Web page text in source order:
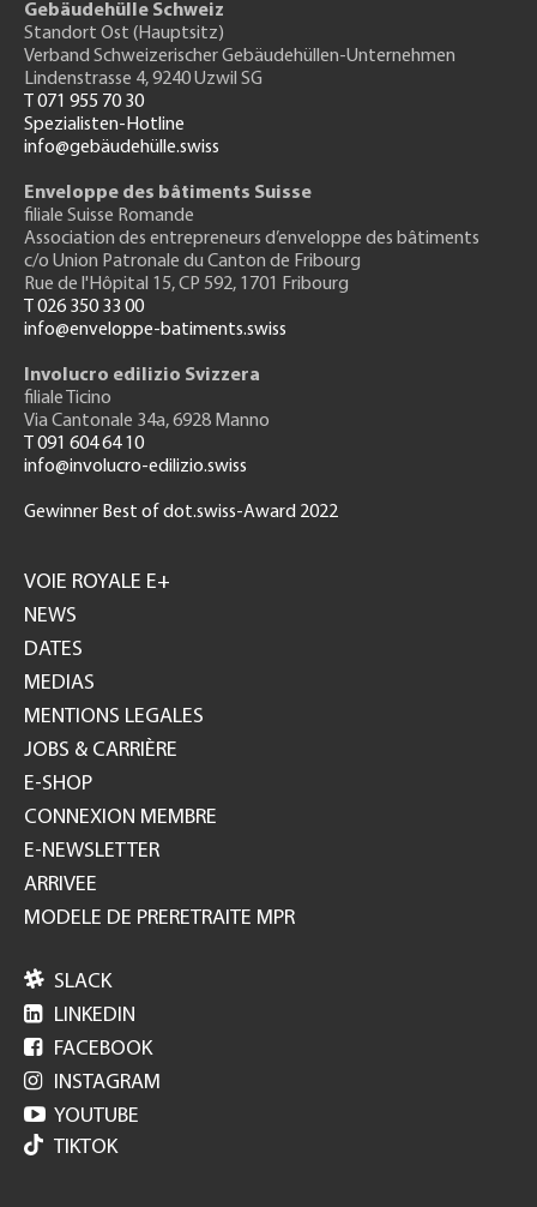
Gebäudehülle Schweiz
Standort Ost (Hauptsitz)
Verband Schweizerischer Gebäudehüllen-Unternehmen
Lindenstrasse 4, 9240 Uzwil SG
T 071 955 70 30
Spezialisten-Hotline
info@gebäudehülle.swiss
Enveloppe des bâtiments Suisse
filiale Suisse Romande
Association des entrepreneurs d’enveloppe des bâtiments
c/o Union Patronale du Canton de Fribourg
Rue de l'Hôpital 15, CP 592, 1701 Fribourg
T 026 350 33 00
info@enveloppe-batiments.swiss
Involucro edilizio Svizzera
filiale Ticino
Via Cantonale 34a, 6928 Manno
T 091 604 64 10
info@involucro-edilizio.swiss
Gewinner Best of dot.swiss-Award 2022
GH
VOIE ROYALE E+
NEWS
DATES
MEDIAS
MENTIONS LEGALES
JOBS & CARRIÈRE
E-SHOP
CONNEXION MEMBRE
E-NEWSLETTER
ARRIVEE
MODELE DE PRERETRAITE MPR
 SLACK
 LINKEDIN
 FACEBOOK
 INSTAGRAM
 YOUTUBE
TIKTOK